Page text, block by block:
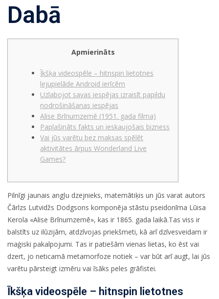
Dabā
Apmierināts
Īkšķa videospēle – hitnspin lietotnes
lejupielāde Android ierīcēm
Uzlabojot savas iespējas izraisīt papildu
nodrošināšanas iespējas
Alise Brīnumzemē (1951. gada filma)
Paplašināts fakts un ieskaujošais bizness
Vai jūs varētu bez maksas spēlēt
aktivitātes ārpus Wonderland Live
Games?
Pilnīgi jaunais angļu dzejnieks, matemātiķis un jūs varat autors
Čārlzs Lutvidžs Dodgsons komponēja stāstu pseidonīma Lūisa
Kerola «Alise Brīnumzemē», kas ir 1865. gada laikā.Tas viss ir
balstīts uz ilūzijām, atdzīvojas priekšmeti, kā arī dzīvesveidam ir
maģiski pakalpojumi. Tas ir patiešām vienas lietas, ko ēst vai
dzert, jo neticamā metamorfoze notiek – var būt arī augt, lai jūs
varētu pārsteigt izmēru vai īsāks peles grāfistei.
Īkšķa videospēle – hitnspin lietotnes